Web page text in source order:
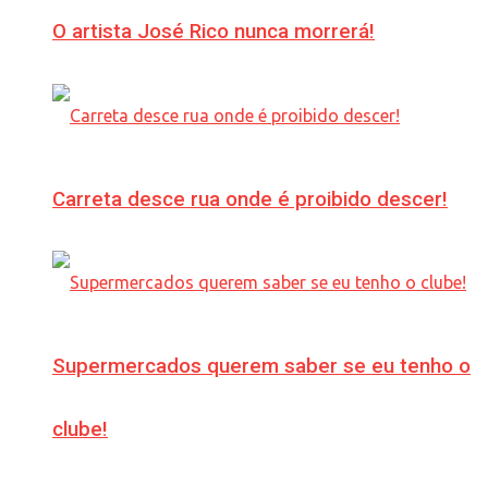
O artista José Rico nunca morrerá!
Carreta desce rua onde é proibido descer!
Supermercados querem saber se eu tenho o
clube!